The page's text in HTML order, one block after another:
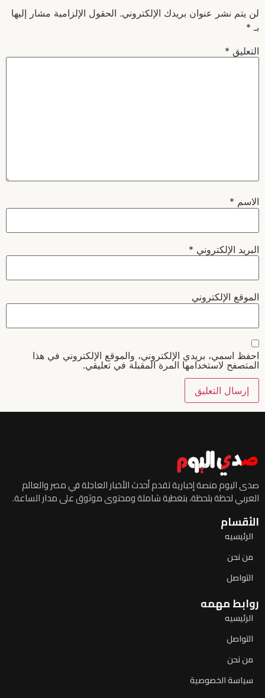
لن يتم نشر عنوان بريدك الإلكتروني. الحقول الإلزامية مشار إليها
بـ *
التعليق *
الاسم *
البريد الإلكتروني *
الموقع الإلكتروني
احفظ اسمي، بريدي الإلكتروني، والموقع الإلكتروني في هذا
المتصفح لاستخدامها المرة المقبلة في تعليقي.
صدى اليوم منصة إخبارية تقدم أحدث الأخبار العاجلة في مصر والعالم
العربي لحظة بلحظة، بتغطية شاملة ومحتوى موثوق على مدار الساعة.
الأقسام
الرئيسيه
من نحن
التواصل
روابط مهمه
الرئيسيه
التواصل
من نحن
سياسة الخصوصية